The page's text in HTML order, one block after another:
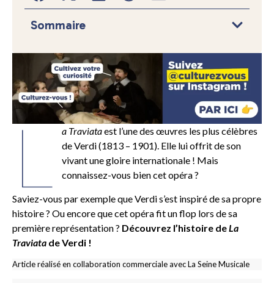
L a Traviataest l’une des œuvres les plus célèbres
de Verdi (1813 – 1901). Elle lui offrit de son
vivant une gloire internationale ! Mais
connaissez-vous bien cet opéra ?
Saviez-vous par exemple que Verdi s’est inspiré de sa propre
histoire ? Ou encore que cet opéra fit un flop lors de sa
première représentation ? Découvrez l’histoire deLa
Traviata de Verdi !
Article réalisé en collaboration commerciale avec La Seine Musicale
Sommaire